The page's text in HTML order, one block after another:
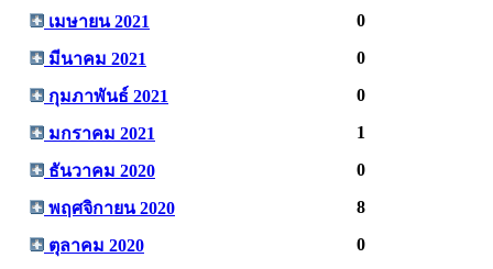
เมษายน 2021 0
มีนาคม 2021 0
กุมภาพันธ์ 2021 0
มกราคม 2021 1
ธันวาคม 2020 0
พฤศจิกายน 2020 8
ตุลาคม 2020 0